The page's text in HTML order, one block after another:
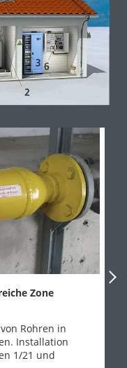
Zone
Rohren in
Installation
1/21 und